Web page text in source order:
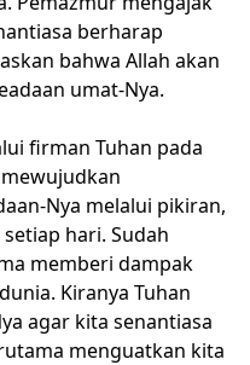
berharap
bahwa Allah akan
umat-Nya.
firman Tuhan pada
Nya melalui pikiran,
hari. Sudah
memberi dampak
Kiranya Tuhan
agar kita senantiasa
menguatkan kita